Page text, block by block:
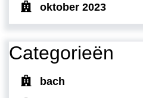
oktober 2023
Categorieën
bach